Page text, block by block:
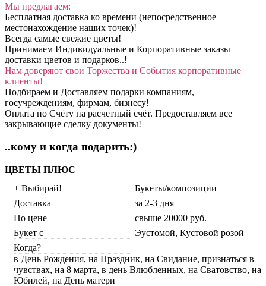
Мы предлагаем:
Бесплатная доставка ко времени (непосредственное
местонахождение наших точек)!
Всегда самые свежие цветы!
Принимаем Индивидуальные и Корпоративные заказы
доставки цветов и подарков..!
Нам доверяют свои Торжества и События корпоративные
клиенты!
Подбираем и Доставляем подарки компаниям,
госучреждениям, фирмам, бизнесу!
Оплата по Счёту на расчетный счёт. Предоставляем все
закрывающие сделку документы!
..кому и когда подарить:)
ЦВЕТЫ ПЛЮС
+ Выбирай!
Букеты/композиции
Доставка
за 2-3 дня
По цене
свыше 20000 руб.
Букет с
Эустомой, Кустовой розой
Когда?
в День Рождения, на Праздник, на Свидание, признаться в
чувствах, на 8 марта, в день Влюбленных, на Сватовство, на
Юбилей, на День матери